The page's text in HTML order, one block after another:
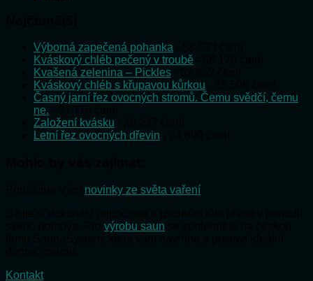
Výborná zapečená pohanka
Kváskový chléb pečený v troubě
Kvašená zelenina – Pickles
Kváskový chléb s křupavou kůrkou
Časný jarní řez ovocných stromů. Čemu svědčí, čemu
ne.
Založení kvásku
Letní řez ovocných dřevin
novinky ze světa vaření
výrobu saun
Kontakt